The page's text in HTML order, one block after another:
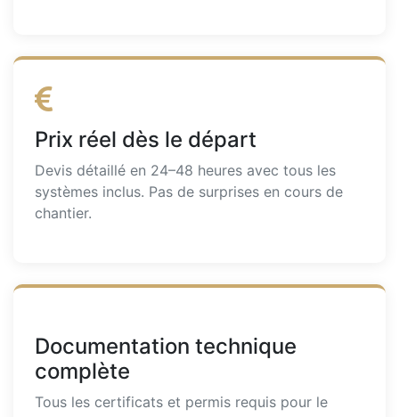
Prix réel dès le départ
Devis détaillé en 24–48 heures avec tous les
systèmes inclus. Pas de surprises en cours de
chantier.
Documentation technique
complète
Tous les certificats et permis requis pour le